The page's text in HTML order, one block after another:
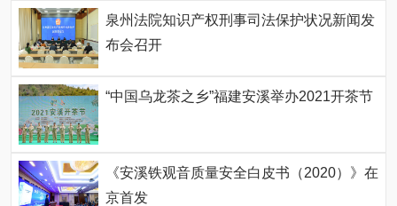
泉州法院知识产权刑事司法保护状况新闻发
布会召开
“中国乌龙茶之乡”福建安溪举办2021开茶节
《安溪铁观音质量安全白皮书（2020）》在
京首发